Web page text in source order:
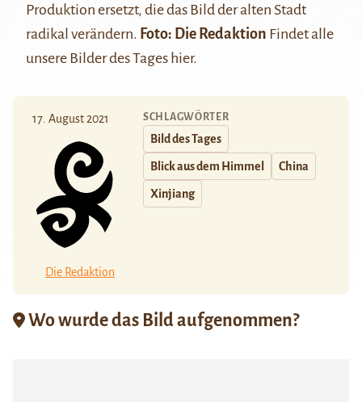
Produktion ersetzt, die das Bild der alten Stadt
radikal verändern. Foto: Die Redaktion Findet alle
unsere Bilder des Tages hier.
17. August 2021
Die Redaktion
SCHLAGWÖRTER
Bild des Tages
Blick aus dem Himmel China
Xinjiang
Wo wurde das Bild aufgenommen?